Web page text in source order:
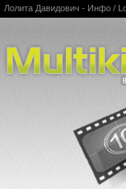
Лолита Давидович - Инфо /